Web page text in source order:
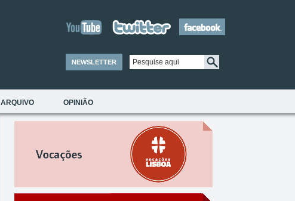
NEWSLETTER
ARQUIVO OPINIÃO